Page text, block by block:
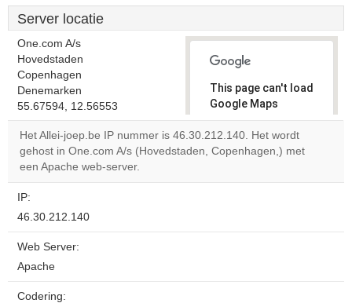
Server locatie
One.com A/s
Hovedstaden
Copenhagen
Denemarken
55.67594, 12.56553
This page can't load
Google Maps
correctly.
Do you
Het Allei-joep.be IP nummer is 46.30.212.140. Het wordt
gehost in One.com A/s (Hovedstaden, Copenhagen,) met
een Apache web-server.
IP:
46.30.212.140
Web Server:
Apache
Codering: